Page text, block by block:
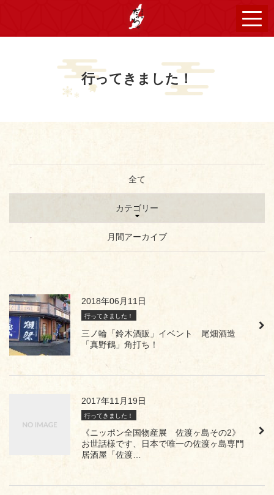
行ってきました！
全て
カテゴリー
月間アーカイブ
2018年06月11日
行ってきました！
三ノ輪「鈴木酒販」イベント 尾畑酒造
「真野鶴」角打ち！
2017年11月19日
行ってきました！
《ニッポン全国物産展 佐渡ヶ島その2》
お世話様です、日本で唯一の佐渡ヶ島専門
居酒屋「佐渡…